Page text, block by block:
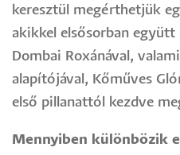
keresztül megérthetjük
akikkel elsősorban
Dombai Roxánával,
alapítójával, Kőműves
első pillanattól kezdve
Mennyiben különbözik